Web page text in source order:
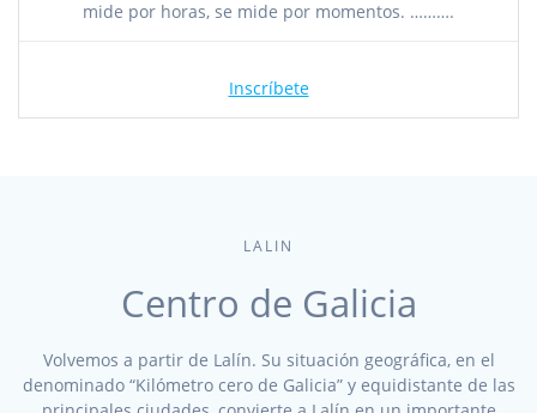
mide por horas, se mide por momentos. ……….
Inscríbete
LALIN
Centro de Galicia
Volvemos a partir de Lalín. Su situación geográfica, en el
denominado “Kilómetro cero de Galicia” y equidistante de las